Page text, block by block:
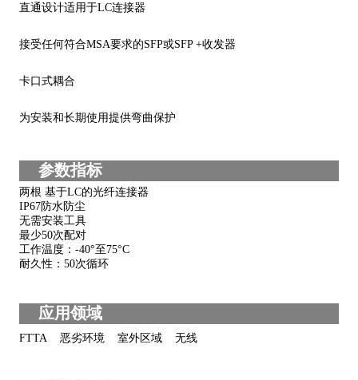
直通设计适用于LC连接器
接受任何符合MSA要求的SFP或SFP +收发器
卡口式耦合
为安装和长期使用提供弯曲保护
参数指标
两根 基于LC的光纤连接器
IP67防水防尘
无需安装工具
最少50次配对
工作温度：-40°至75°C
耐久性：50次循环
应用领域
FTTA 恶劣环境 室外区域 无线